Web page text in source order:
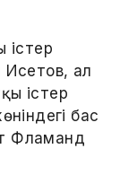
істер
Исетов, ал
істер
бас
Фламанд